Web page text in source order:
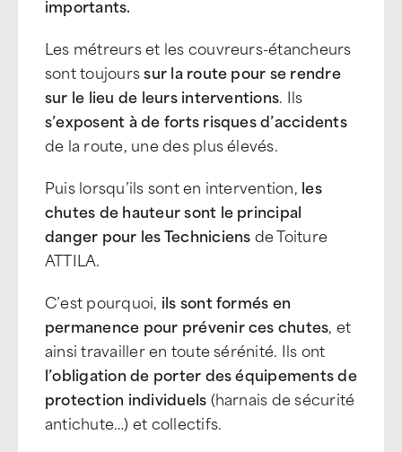
importants.
Les métreurs et les couvreurs-étancheurs
sont toujourssur la route pour se rendre
sur le lieu de leurs interventions. Ils
s’exposent à de forts risques d’accidents
de la route, une des plus élevés.
Puis lorsqu’ils sont en intervention, les
chutes de hauteur sont le principal
danger pour les Techniciensde Toiture
ATTILA.
C’est pourquoi, ils sont formés en
permanence pour prévenir ces chutes, et
ainsi travailler en toute sérénité. Ils ont
l’obligation de porter des équipementsde
protection individuels(harnais de sécurité
antichute…) et collectifs.